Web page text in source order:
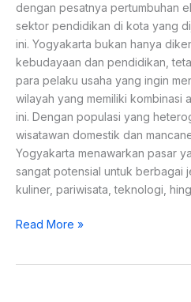
dengan pesatnya pertumbuhan
sektor pendidikan di kota yang
ini. Yogyakarta bukan hanya
kebudayaan dan pendidikan,
para pelaku usaha yang ingin
wilayah yang memiliki kombinasi
ini. Dengan populasi yang
wisatawan domestik dan
Yogyakarta menawarkan pasar
sangat potensial untuk berbagai
kuliner, pariwisata, teknologi,
Read More »